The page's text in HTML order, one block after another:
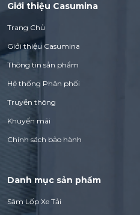
Giới thiệu Casumina
Trang Chủ
Giới thiệu Casumina
Thông tin sản phẩm
Hệ thống Phân phối
Truyền thông
Khuyến mãi
Chính sách bảo hành
Danh mục sản phẩm
Săm Lốp Xe Tải